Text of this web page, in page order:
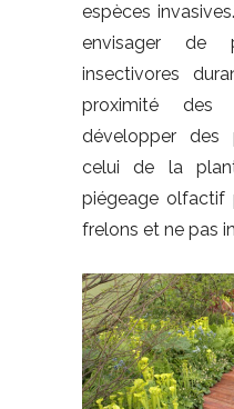
espèces
envisager de
insectivores
proximité des
développer des
celui de la
piégeage olfactif
frelons et ne pas